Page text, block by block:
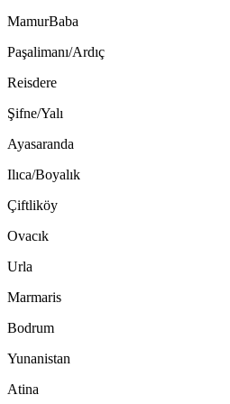
MamurBaba
Paşalimanı/Ardıç
Reisdere
Şifne/Yalı
Ayasaranda
Ilıca/Boyalık
Çiftliköy
Ovacık
Urla
Marmaris
Bodrum
Yunanistan
Atina